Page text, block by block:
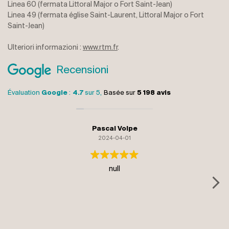
Linea 60 (fermata Littoral Major o Fort Saint-Jean)
Linea 49 (fermata église Saint-Laurent, Littoral Major o Fort
Saint-Jean)
Ulteriori informazioni : www.rtm.fr.
Recensioni
Pascal Volpe
2024-04-01
null
Évaluation Google : 4.7 sur 5, Basée sur 5 198 avis